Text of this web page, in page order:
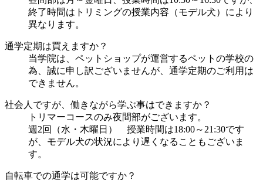
終了時間はトリミングの授業内容（モデル犬）により
異なります。
通学定期は買えますか？
当学院は、ペットショップが運営するペットの学校の
為、誠に申し訳ございませんが、通学定期のご利用は
できません。
社会人ですが、働きながら学ぶ事はできますか？
トリマーコースのみ夜間部がございます。
週2回（水・木曜日） 授業時間は18:00～21:30です
が、モデル犬の状況により遅くなることもございま
す。
自転車での通学は可能ですか？